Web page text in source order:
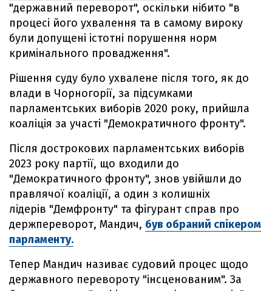
"державний переворот", оскільки нібито "в
процесі його ухвалення та в самому вироку
були допущені істотні порушення норм
кримінального провадження".
Рішення суду було ухвалене після того, як до
влади в Чорногорії, за підсумками
парламентських виборів 2020 року, прийшла
коаліція за участі "Демократичного фронту".
Після дострокових парламентських виборів
2023 року партії, що входили до
"Демократичного фронту", знов увійшли до
правлячої коаліції, а один з колишніх
лідерів "Демфронту" та фігурант справ про
держпереворот, Мандич, був обраний спікером
парламенту.
Тепер Мандич називає судовий процес щодо
державного перевороту "інсценованим". За